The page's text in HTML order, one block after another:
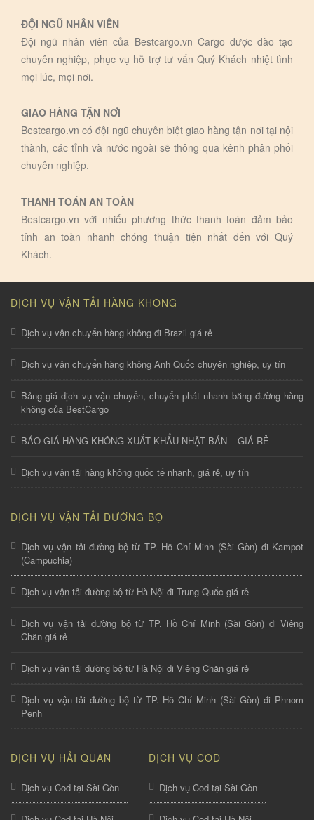
ĐỘI NGŨ NHÂN VIÊN
Đội ngũ nhân viên của Bestcargo.vn Cargo được đào tạo
chuyên nghiệp, phục vụ hỗ trợ tư vấn Quý Khách nhiệt tình
mọi lúc, mọi nơi.
GIAO HÀNG TẬN NƠI
Bestcargo.vn có đội ngũ chuyên biệt giao hàng tận nơi tại nội
thành, các tỉnh và nước ngoài sẽ thông qua kênh phân phối
chuyên nghiệp.
THANH TOÁN AN TOÀN
Bestcargo.vn với nhiếu phương thức thanh toán đảm bảo
tính an toàn nhanh chóng thuận tiện nhất đến với Quý
Khách.
DỊCH VỤ VẬN TẢI HÀNG KHÔNG
Dịch vụ vận chuyển hàng không đi Brazil giá rẻ
Dịch vụ vận chuyển hàng không Anh Quốc chuyên nghiệp, uy tín
Bảng giá dịch vụ vận chuyển, chuyển phát nhanh bằng đường hàng
không của BestCargo
BÁO GIÁ HÀNG KHÔNG XUẤT KHẨU NHẬT BẢN – GIÁ RẺ
Dịch vụ vận tải hàng không quốc tế nhanh, giá rẻ, uy tín
DỊCH VỤ VẬN TẢI ĐƯỜNG BỘ
Dịch vụ vận tải đường bộ từ TP. Hồ Chí Minh (Sài Gòn) đi Kampot
(Campuchia)
Dịch vụ vận tải đường bộ từ Hà Nội đi Trung Quốc giá rẻ
Dịch vụ vận tải đường bộ từ TP. Hồ Chí Minh (Sài Gòn) đi Viêng
Chăn giá rẻ
Dịch vụ vận tải đường bộ từ Hà Nội đi Viêng Chăn giá rẻ
Dịch vụ vận tải đường bộ từ TP. Hồ Chí Minh (Sài Gòn) đi Phnom
Penh
DỊCH VỤ HẢI QUAN
Dịch vụ Cod tại Sài Gòn
DỊCH VỤ COD
Dịch vụ Cod tại Sài Gòn